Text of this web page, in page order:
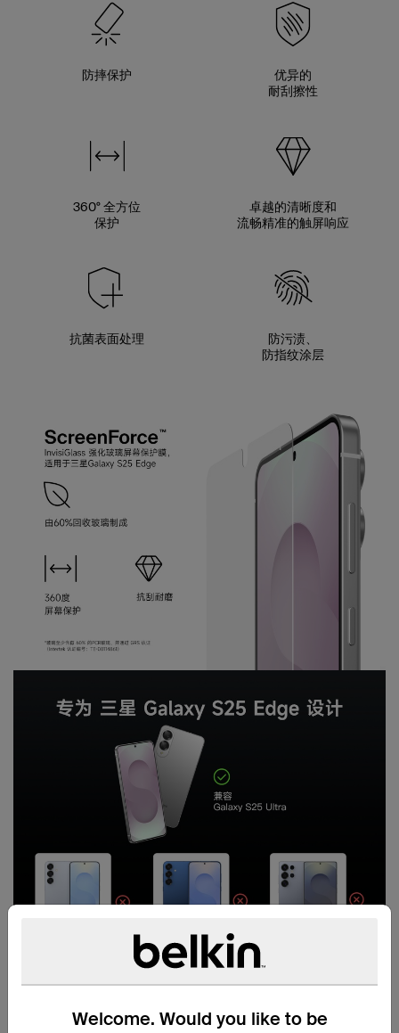
Welcome. Would you like to be
防摔保护
优异的
耐刮擦性
360° 全方位
保护
卓越的清晰度和
流畅精准的触屏响应
抗菌表面处理
防污渍、
防指纹涂层